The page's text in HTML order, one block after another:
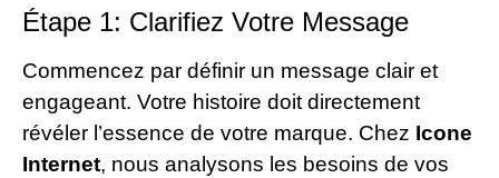
Étape 1: Clarifiez Votre Message
Commencez par définir un message clair et
engageant. Votre histoire doit directement
révéler l’essence de votre marque. Chez Icone
Internet, nous analysons les besoins de vos